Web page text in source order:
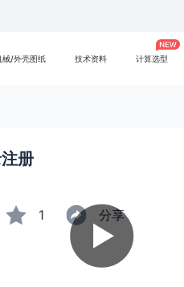
械/外壳图纸 技术资料 计算选型
册
1 分享